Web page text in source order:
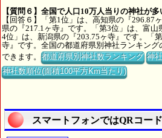
【質問６】全国で人口10万人当りの神社が
【回答６】「第1位」は、高知県の『296.87
県の『217.1ヶ寺』です。「第3位」は、富
4位」は、新潟県の『203.75ヶ寺』です。「
寺』です。全国の都道府県別神社ランキン
できます。都道府県別神社数ランキング 神
神社数順位(面積100平方Km当たり)
スマートフォンではQRコー